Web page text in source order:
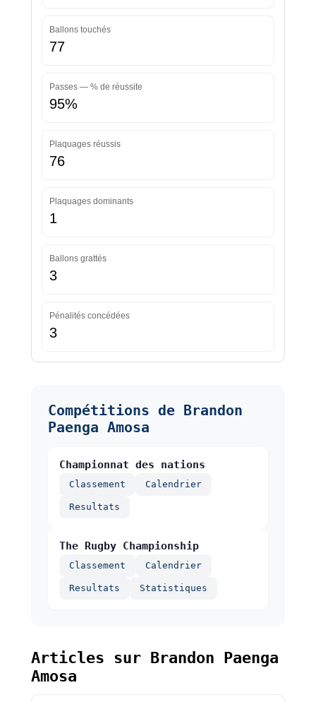
Ballons touchés
77
Passes — % de réussite
95%
Plaquages réussis
76
Plaquages dominants
1
Ballons grattés
3
Pénalités concédées
3
Compétitions de Brandon
Paenga Amosa
Championnat des nations
Classement Calendrier
Resultats
The Rugby Championship
Classement Calendrier
Resultats Statistiques
Articles sur Brandon Paenga
Amosa